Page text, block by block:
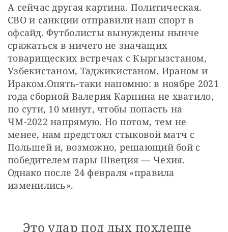
А сейчас другая картина. Политическая.
СВО и санкции отправили наш спорт в
офсайд. Футболисты вынуждены нынче
сражаться в ничего не значащих
товарищеских встречах с Кыргызстаном,
Узбекистаном, Таджикистаном. Ираном и
Ираком.Опять-таки напомню: в ноябре 2021
года сборной Валерия Карпина не хватило,
по сути, 10 минут, чтобы попасть на
ЧМ-2022 напрямую. Но потом, тем не
менее, нам предстоял стыковой матч с
Польшей и, возможно, решающий бой с
победителем пары Швеция — Чехия.
Однако после 24 февраля «правила
изменились».
Это удар под дых похлеще